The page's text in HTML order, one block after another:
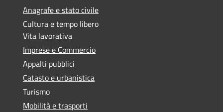
Anagrafe e stato civile
Cultura e tempo libero
Vita lavorativa
Imprese e Commercio
Appalti pubblici
Catasto e urbanistica
Turismo
Mobilità e trasporti